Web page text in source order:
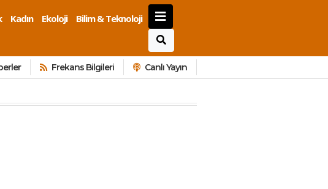
Kadın Ekoloji
Bilim & Teknoloji
Frekans Bilgileri Canlı Yayın